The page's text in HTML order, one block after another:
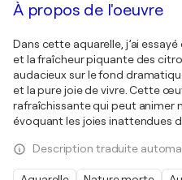
À propos de l'oeuvre
Dans cette aquarelle, j’ai
et la fraîcheur piquante des
audacieux sur le fond
et la pure joie de vivre. Cette
rafraîchissante qui peut animer
évoquant les joies inattendues
Description traduite